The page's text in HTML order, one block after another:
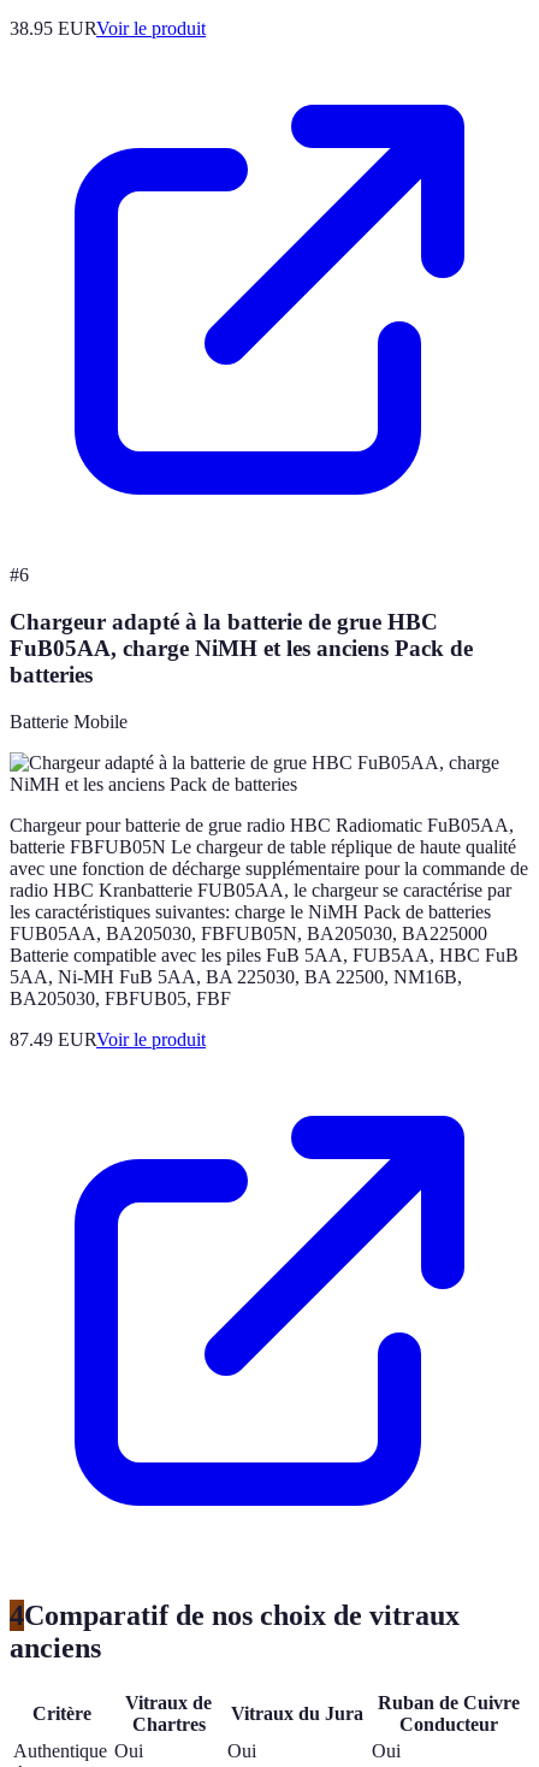
38.95 EURVoir le produit
#6
Chargeur adapté à la batterie de grue HBC
FuB05AA, charge NiMH et les anciens Pack de
batteries
Batterie Mobile
Chargeur pour batterie de grue radio HBC Radiomatic FuB05AA,
batterie FBFUB05N Le chargeur de table réplique de haute qualité
avec une fonction de décharge supplémentaire pour la commande de
radio HBC Kranbatterie FUB05AA, le chargeur se caractérise par
les caractéristiques suivantes: charge le NiMH Pack de batteries
FUB05AA, BA205030, FBFUB05N, BA205030, BA225000
Batterie compatible avec les piles FuB 5AA, FUB5AA, HBC FuB
5AA, Ni-MH FuB 5AA, BA 225030, BA 22500, NM16B,
BA205030, FBFUB05, FBF
87.49 EURVoir le produit
4Comparatif de nos choix de vitraux
anciens
Critère
Vitraux de
Chartres
Vitraux du Jura
Ruban de Cuivre
Conducteur
Authentique Oui Oui
Oui